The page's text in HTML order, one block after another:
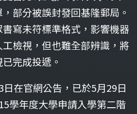
部分被誤封發回基隆郵局。
寫未符標準格式，影響機器
檢視，但也難全部辨識，將
完成投遞。
在官網公告，已於5月29日
學年度大學申請入學第二階